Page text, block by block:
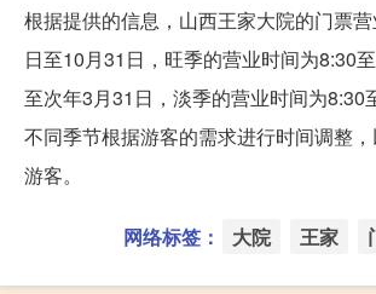
根据提供的信息，山西王家大院的门票
日至10月31日，旺季的营业时间为8:30
至次年3月31日，淡季的营业时间为8:30
不同季节根据游客的需求进行时间调整
游客。
网络标签： 大院 王家